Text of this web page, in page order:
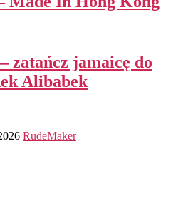
zatańcz jamaicę do
Alibabek
RudeMaker